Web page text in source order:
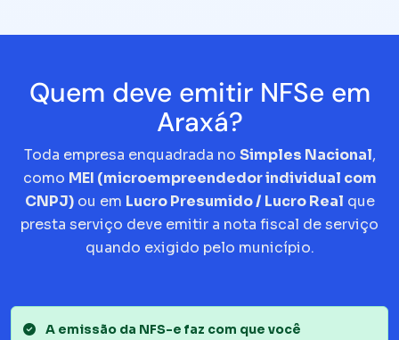
Quem deve emitir NFSe em
Araxá?
Toda empresa enquadrada no Simples Nacional,
como MEI (microempreendedor individual com
CNPJ)ou em Lucro Presumido / Lucro Real que
presta serviço deve emitir a nota fiscal de serviço
quando exigido pelo município.
A emissão da NFS-e faz com que você